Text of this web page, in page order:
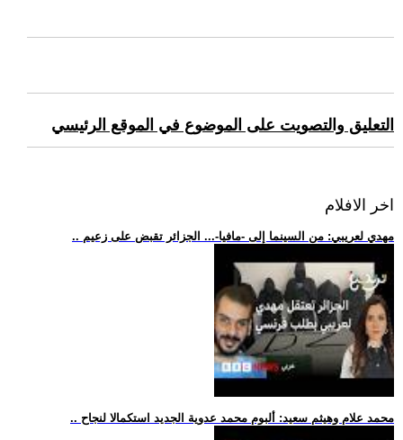
التعليق والتصويت على الموضوع في الموقع الرئيسي
اخر الافلام
.. مهدي لعريبي: من السينما إلى -مافيا-... الجزائر تقبض على زعيم
.. محمد علام وهيثم سعيد: ألبوم محمد عدوية الجديد استكمالا لنجاح